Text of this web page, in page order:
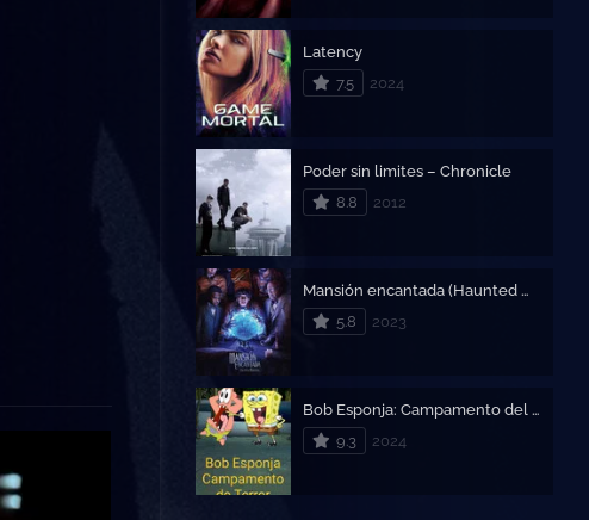
Latency
7.5
2024
Poder sin limites – Chronicle
8.8
2012
Mansión encantada (Haunted Mansion)
5.8
2023
Bob Esponja: Campamento del Terror
9.3
2024